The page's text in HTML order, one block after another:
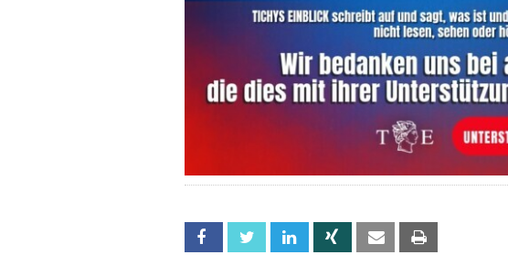
Facebook Twitter Linkedin Xing Email